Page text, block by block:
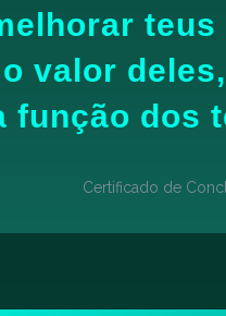
valor
função dos